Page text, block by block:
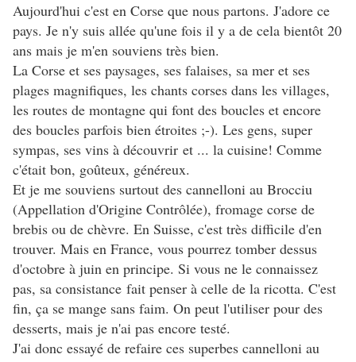
Aujourd'hui c'est en Corse que nous partons. J'adore ce
pays. Je n'y suis allée qu'une fois il y a de cela bientôt 20
ans mais je m'en souviens très bien.
La Corse et ses paysages, ses falaises, sa mer et ses
plages magnifiques, les chants corses dans les villages,
les routes de montagne qui font des boucles et encore
des boucles parfois bien étroites ;-). Les gens, super
sympas, ses vins à découvrir et ... la cuisine! Comme
c'était bon, goûteux, généreux.
Et je me souviens surtout des cannelloni au Brocciu
(Appellation d'Origine Contrôlée), fromage corse de
brebis ou de chèvre. En Suisse, c'est très difficile d'en
trouver. Mais en France, vous pourrez tomber dessus
d'octobre à juin en principe. Si vous ne le connaissez
pas, sa consistance fait penser à celle de la ricotta. C'est
fin, ça se mange sans faim. On peut l'utiliser pour des
desserts, mais je n'ai pas encore testé.
J'ai donc essayé de refaire ces superbes cannelloni au